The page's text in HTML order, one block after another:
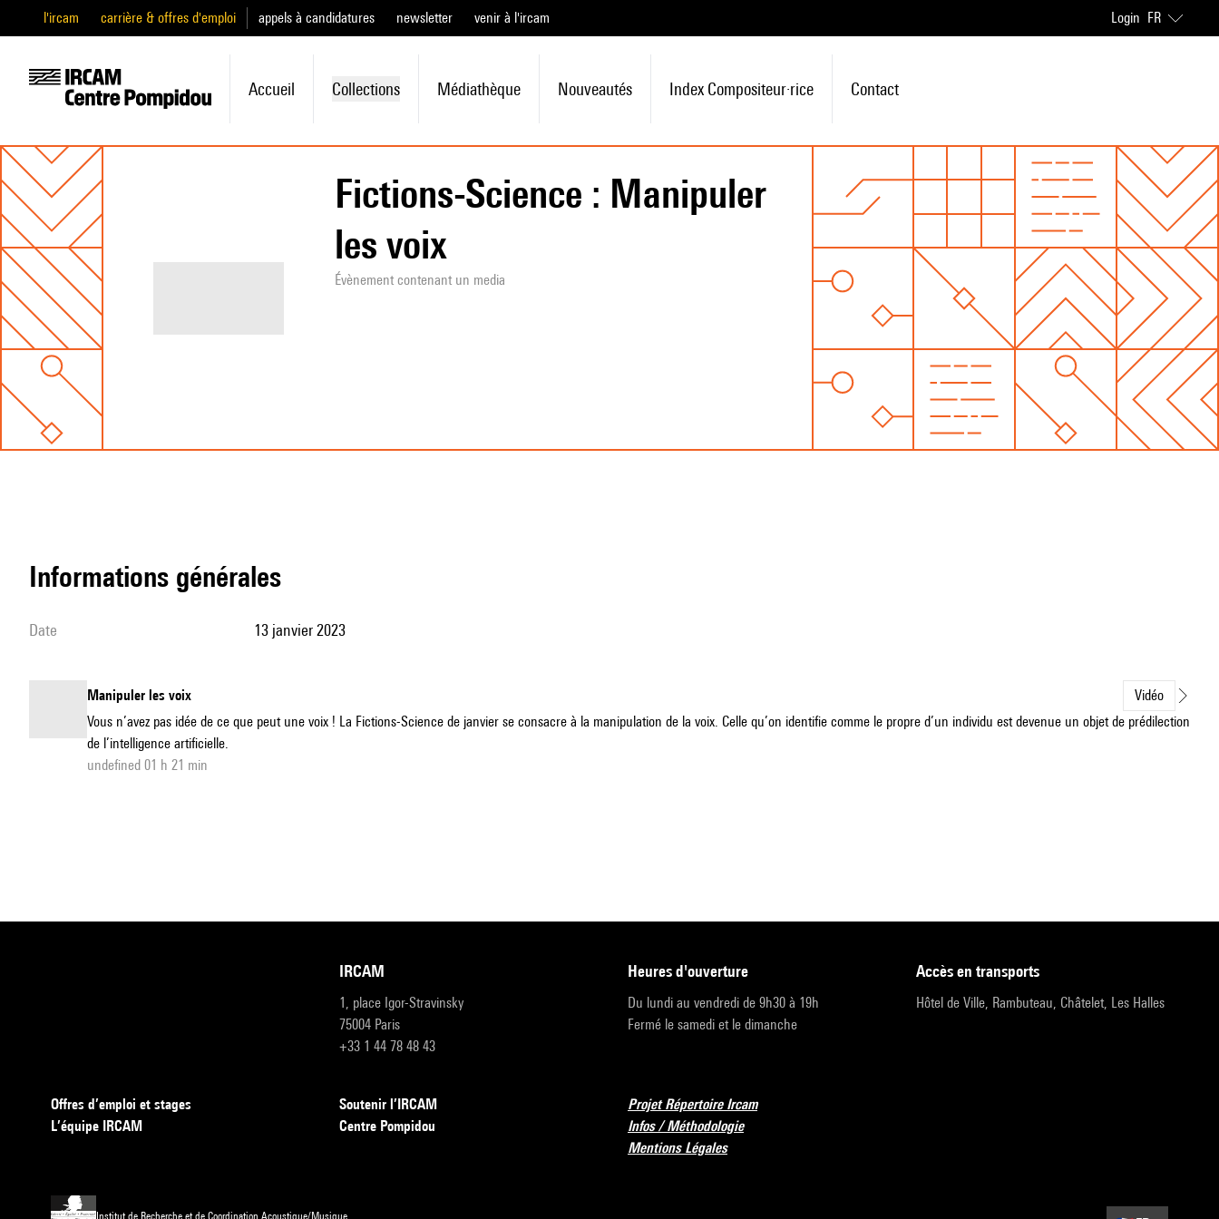
l'ircam carrière & offres d'emploi appels à candidatures newsletter venir à l'ircam Login FR
Accueil Collections Médiathèque Nouveautés Index Compositeur·rice Contact
Fictions-Science : Manipuler
les voix
Évènement contenant un media
informations générales
date 13 janvier 2023
Manipuler les voix
Vidéo
Vous n’avez pas idée de ce que peut une voix ! La Fictions-Science de janvier se consacre à la manipulation de la voix. Celle qu’on identifie comme le propre d’un individu est devenue un objet de prédilection
de l’intelligence artificielle.
undefined 01 h 21 min
IRCAM
1, place Igor-Stravinsky
75004 Paris
+33 1 44 78 48 43
heures d'ouverture
Du lundi au vendredi de 9h30 à 19h
Fermé le samedi et le dimanche
accès en transports
Hôtel de Ville, Rambuteau, Châtelet, Les Halles
Offres d’emploi et stages
L’équipe IRCAM
Soutenir l’IRCAM
Centre Pompidou
Projet Répertoire Ircam
Infos / Méthodologie
Mentions Légales
Institut de Recherche et de Coordination Acoustique/Musique